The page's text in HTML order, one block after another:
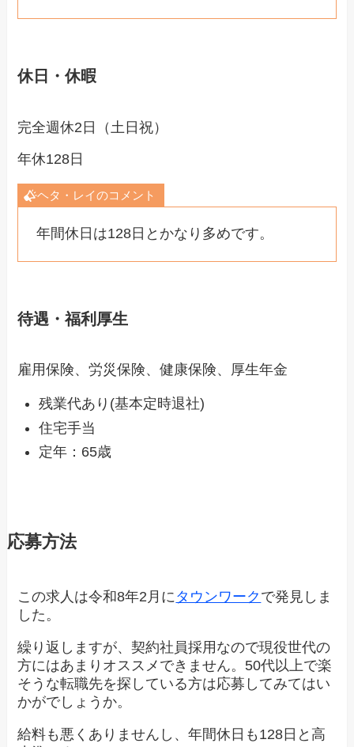
休日・休暇
完全週休2日（土日祝）
年休128日
ヘタ・レイのコメント
年間休日は128日とかなり多めです。
待遇・福利厚生
雇用保険、労災保険、健康保険、厚生年金
残業代あり(基本定時退社)
住宅手当
定年：65歳
応募方法
この求人は令和8年2月にタウンワーク で発見しま
した。
繰り返しますが、契約社員採用なので現役世代の
方にはあまりオススメできません。50代以上で楽
そうな転職先を探している方は応募してみてはい
かがでしょうか。
給料も悪くありませんし、年間休日も128日と高